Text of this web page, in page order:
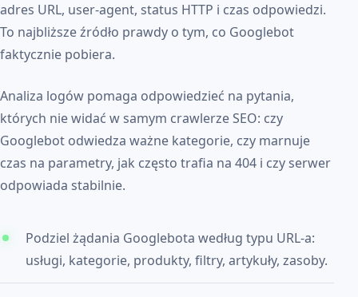
adres URL, user-agent, status HTTP i czas odpowiedzi.
To najbliższe źródło prawdy o tym, co Googlebot
faktycznie pobiera.
Analiza logów pomaga odpowiedzieć na pytania,
których nie widać w samym crawlerze SEO: czy
Googlebot odwiedza ważne kategorie, czy marnuje
czas na parametry, jak często trafia na 404 i czy serwer
odpowiada stabilnie.
Podziel żądania Googlebota według typu URL-a:
usługi, kategorie, produkty, filtry, artykuły, zasoby.